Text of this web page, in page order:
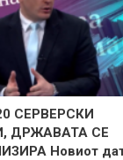
СЕРВЕРСКИ
ДРЖАВАТА СЕ
Новиот